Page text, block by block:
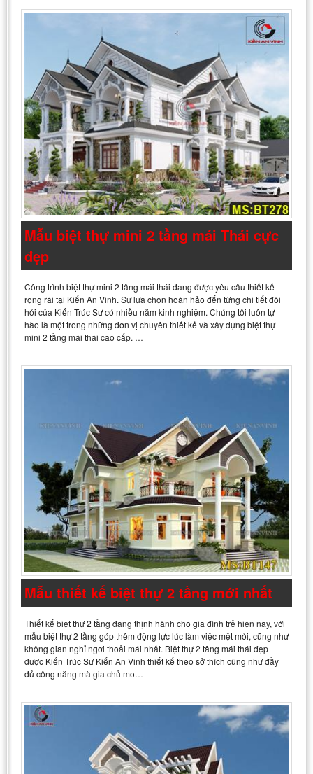
Mẫu biệt thự mini 2 tầng mái Thái cực
đẹp
Công trình biệt thự mini 2 tầng mái thái đang được yêu cầu thiết kế
rộng rãi tại Kiến An Vinh. Sự lựa chọn hoàn hảo đến từng chi tiết đòi
hỏi của Kiến Trúc Sư có nhiều năm kinh nghiệm. Chúng tôi luôn tự
hào là một trong những đơn vị chuyên thiết kế và xây dựng biệt thự
mini 2 tầng mái thái cao cấp. …
Mẫu thiết kế biệt thự 2 tầng mới nhất
Thiết kế biệt thự 2 tầng đang thịnh hành cho gia đình trẻ hiện nay, với
mẫu biệt thự 2 tầng góp thêm động lực lúc làm việc mệt mỏi, cũng như
không gian nghỉ ngơi thoải mái nhất. Biệt thự 2 tầng mái thái đẹp
được Kiến Trúc Sư Kiến An Vinh thiết kế theo sở thích cũng như đầy
đủ công năng mà gia chủ mo…